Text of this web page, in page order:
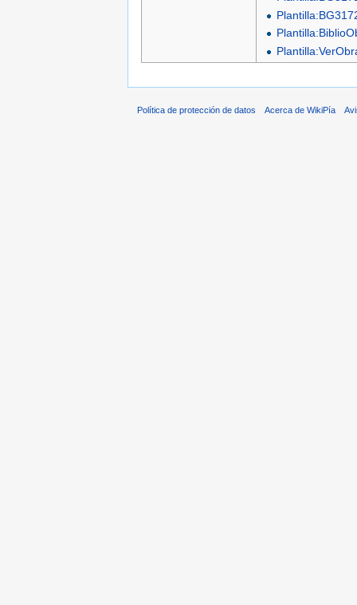
Política de protección de datos Acerca de WikiPía